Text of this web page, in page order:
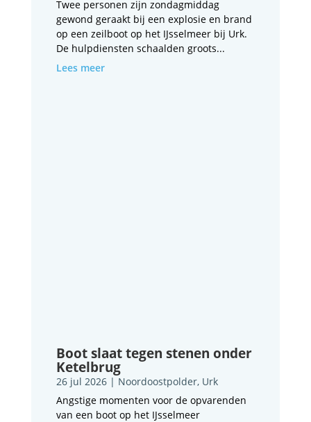
Twee personen zijn zondagmiddag
gewond geraakt bij een explosie en brand
op een zeilboot op het IJsselmeer bij Urk.
De hulpdiensten schaalden groots...
Lees meer
Boot slaat tegen stenen onder
Ketelbrug
26 jul 2026| Noordoostpolder, Urk
Angstige momenten voor de opvarenden
van een boot op het IJsselmeer